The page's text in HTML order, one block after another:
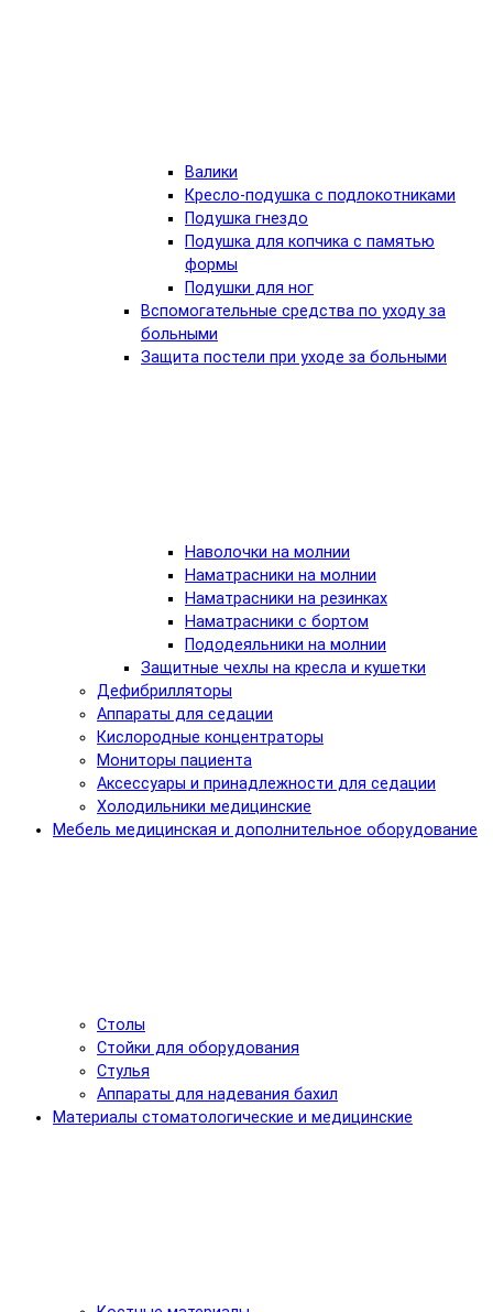
Валики
Кресло-подушка с подлокотниками
Подушка гнездо
Подушка для копчика с памятью
формы
Подушки для ног
Вспомогательные средства по уходу за
больными
Защита постели при уходе за больными
Наволочки на молнии
Наматрасники на молнии
Наматрасники на резинках
Наматрасники с бортом
Пододеяльники на молнии
Защитные чехлы на кресла и кушетки
Дефибрилляторы
Аппараты для седации
Кислородные концентраторы
Мониторы пациента
Аксессуары и принадлежности для седации
Холодильники медицинские
Мебель медицинская и дополнительное оборудование
Столы
Стойки для оборудования
Стулья
Аппараты для надевания бахил
Материалы стоматологические и медицинские